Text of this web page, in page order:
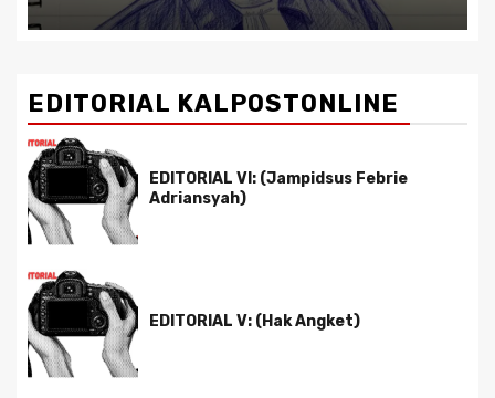
EDITORIAL KALPOSTONLINE
EDITORIAL VI: (Jampidsus Febrie
Adriansyah)
EDITORIAL V: (Hak Angket)